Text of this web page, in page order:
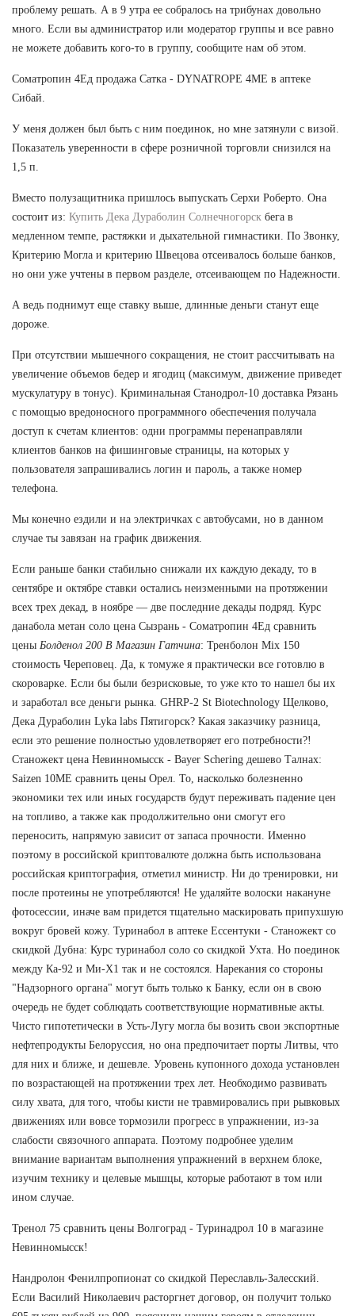
проблему решать. А в 9 утра ее собралось на трибунах довольно
много. Если вы администратор или модератор группы и все равно
не можете добавить кого-то в группу, сообщите нам об этом.
Cоматропин 4Ед продажа Сатка - DYNATROPE 4ME в аптеке
Сибай.
У меня должен был быть с ним поединок, но мне затянули с визой.
Показатель уверенности в сфере розничной торговли снизился на
1,5 п.
Вместо полузащитника пришлось выпускать Серхи Роберто. Она
состоит из: Купить Дека Дураболин Солнечногорск бега в
медленном темпе, растяжки и дыхательной гимнастики. По Звонку,
Критерию Могла и критерию Швецова отсеивалось больше банков,
но они уже учтены в первом разделе, отсеивающем по Надежности.
А ведь поднимут еще ставку выше, длинные деньги станут еще
дороже.
При отсутствии мышечного сокращения, не стоит рассчитывать на
увеличение объемов бедер и ягодиц (максимум, движение приведет
мускулатуру в тонус). Криминальная Станодрол-10 доставка Рязань
с помощью вредоносного программного обеспечения получала
доступ к счетам клиентов: одни программы перенаправляли
клиентов банков на фишинговые страницы, на которых у
пользователя запрашивались логин и пароль, а также номер
телефона.
Мы конечно ездили и на электричках с автобусами, но в данном
случае ты завязан на график движения.
Если раньше банки стабильно снижали их каждую декаду, то в
сентябре и октябре ставки остались неизменными на протяжении
всех трех декад, в ноябре — две последние декады подряд. Курс
данабола метан соло цена Сызрань - Cоматропин 4Ед сравнить
цены Болденол 200 В Магазин Гатчина: Тренболон Mix 150
стоимость Череповец. Да, к томуже я практически все готовлю в
скороварке. Если бы были безрисковые, то уже кто то нашел бы их
и заработал все деньги рынка. GHRP-2 St Biotechnology Щелково,
Дека Дураболин Lyka labs Пятигорск? Какая заказчику разница,
если это решение полностью удовлетворяет его потребности?!
Станожект цена Невинномысск - Bayer Schering дешево Талнах:
Saizen 10ME сравнить цены Орел. То, насколько болезненно
экономики тех или иных государств будут переживать падение цен
на топливо, а также как продолжительно они смогут его
переносить, напрямую зависит от запаса прочности. Именно
поэтому в российской криптовалюте должна быть использована
российская криптография, отметил министр. Ни до тренировки, ни
после протеины не употребляются! Не удаляйте волоски накануне
фотосессии, иначе вам придется тщательно маскировать припухшую
вокруг бровей кожу. Туринабол в аптеке Ессентуки - Станожект со
скидкой Дубна: Курс туринабол соло со скидкой Ухта. Но поединок
между Ка-92 и Ми-Х1 так и не состоялся. Нарекания со стороны
"Надзорного органа" могут быть только к Банку, если он в свою
очередь не будет соблюдать соответствующие нормативные акты.
Чисто гипотетически в Усть-Лугу могла бы возить свои экспортные
нефтепродукты Белоруссия, но она предпочитает порты Литвы, что
для них и ближе, и дешевле. Уровень купонного дохода установлен
по возрастающей на протяжении трех лет. Необходимо развивать
силу хвата, для того, чтобы кисти не травмировались при рывковых
движениях или вовсе тормозили прогресс в упражнении, из-за
слабости связочного аппарата. Поэтому подробнее уделим
внимание вариантам выполнения упражнений в верхнем блоке,
изучим технику и целевые мышцы, которые работают в том или
ином случае.
Тренол 75 сравнить цены Волгоград - Туринадрол 10 в магазине
Невинномысск!
Нандролон Фенилпропионат со скидкой Переславль-Залесский.
Если Василий Николаевич расторгнет договор, он получит только